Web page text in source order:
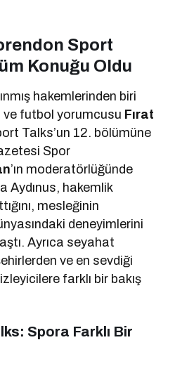
Sport
Konuğu Oldu
hakemlerinden biri
ve futbol yorumcusu Fırat
Talks’un 12. bölümüne
Spor
’ın moderatörlüğünde
Aydınus, hakemlik
mesleğinin
deneyimlerini
Ayrıca seyahat
ve en sevdiği
farklı bir bakış
Spora Farklı Bir